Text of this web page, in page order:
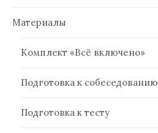
Материалы
Комплект «Всё включено»
Подготовка к собеседованию
Подготовка к тесту